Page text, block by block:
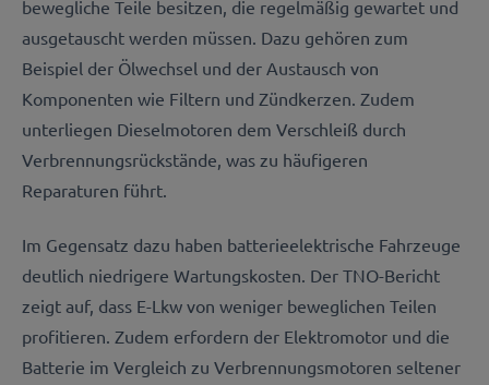
bewegliche Teile besitzen, die regelmäßig gewartet und
ausgetauscht werden müssen. Dazu gehören zum
Beispiel der Ölwechsel und der Austausch von
Komponenten wie Filtern und Zündkerzen. Zudem
unterliegen Dieselmotoren dem Verschleiß durch
Verbrennungsrückstände, was zu häufigeren
Reparaturen führt.
Im Gegensatz dazu haben batterieelektrische Fahrzeuge
deutlich niedrigere Wartungskosten. Der TNO-Bericht
zeigt auf, dass E-Lkw von weniger beweglichen Teilen
profitieren. Zudem erfordern der Elektromotor und die
Batterie im Vergleich zu Verbrennungsmotoren seltener